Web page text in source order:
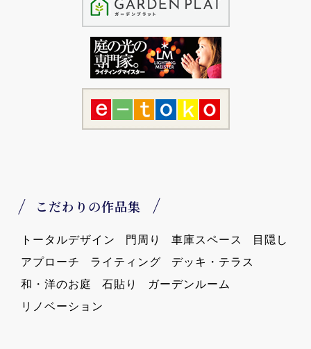
こだわりの作品集
トータルデザイン 門周り 車庫スペース
目隠し
アプローチ
ライティング
デッキ・テラス
和・洋のお庭
石貼り
ガーデンルーム
リノベーション